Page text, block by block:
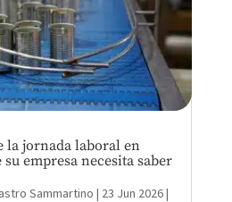
la jornada laboral en
empresa necesita saber
Sammartino | 23 Jun 2026|